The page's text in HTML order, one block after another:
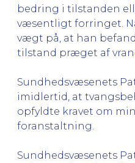
bedring i tilstanden
væsentligt forringet.
vægt på, at han
tilstand præget af
Sundhedsvæsenets
imidlertid, at
opfyldte kravet om
foranstaltning.
Sundhedsvæsenets